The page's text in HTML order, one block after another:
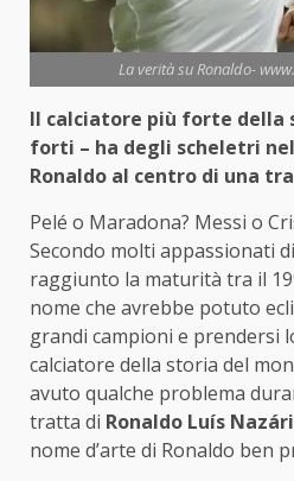
La verità su Ronaldo-
Il calciatore più forte della
forti – ha degli scheletri
Ronaldo al centro di una
Pelé o Maradona? Messi o
Secondo molti appassionati
raggiunto la maturità tra il
nome che avrebbe potuto
grandi campioni e prendersi
calciatore della storia del
avuto qualche problema
tratta di Ronaldo Luís
nome d’arte di Ronaldo ben